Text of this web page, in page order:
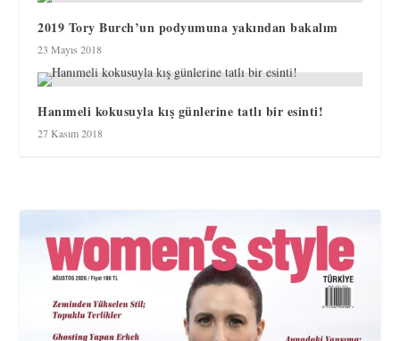
2019 Tory Burch’un podyumuna yakından bakalım
23 Mayıs 2018
Hanımeli kokusuyla kış günlerine tatlı bir esinti!
27 Kasım 2018